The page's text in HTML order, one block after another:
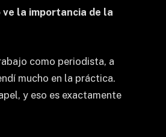
la importancia de la
como periodista, a
mucho en la práctica.
y eso es exactamente